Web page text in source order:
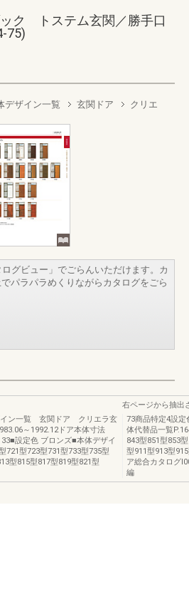
ク トステム玄関／勝手口
75)
デザイン一覧 玄関ドア
クリエ
グビュー」でごらんいただけます。カ
パラパラめくりながらカタログをごら
イン一覧 玄関ドア クリエラ玄
～1992.12ドア本体寸法
設定色 ブロンズ■本体デザイ
721型723型731型733型735型
型815型817型819型821型
右ページから抽出
73商品特定4設
体代替品一覧
843型851型853
型911型913型
ア総合カタログ
編